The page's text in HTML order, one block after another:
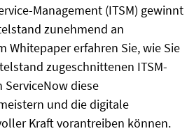
Management (ITSM) gewinnt
zunehmend an
Whitepaper erfahren Sie, wie Sie
zugeschnittenen ITSM-
ServiceNow diese
und die digitale
Kraft vorantreiben können.